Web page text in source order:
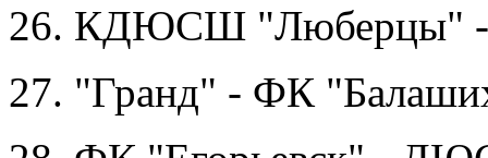
26. КДЮСШ "Люберцы"
27. "Гранд" - ФК